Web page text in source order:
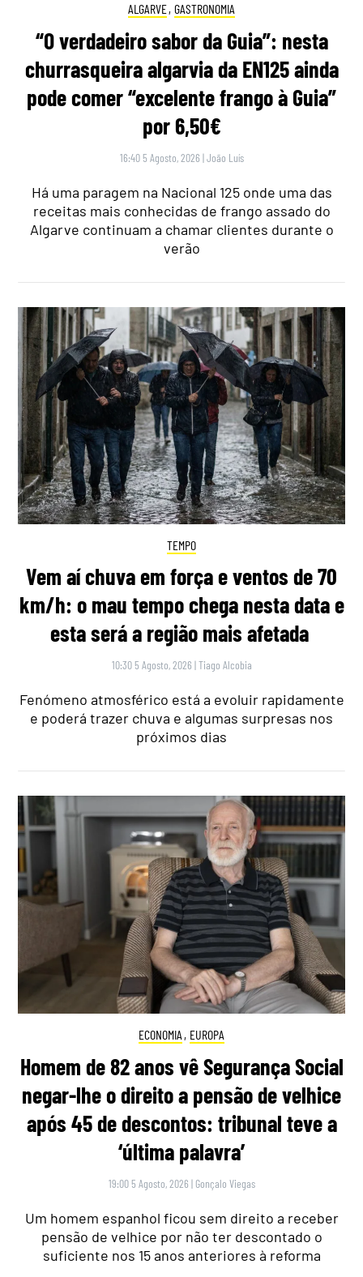
ALGARVE, GASTRONOMIA
“O verdadeiro sabor da Guia”: nesta
churrasqueira algarvia da EN125 ainda
pode comer “excelente frango à Guia”
por 6,50€
16:40 5 Agosto, 2026 |João Luís
Há uma paragem na Nacional 125 onde uma das
receitas mais conhecidas de frango assado do
Algarve continuam a chamar clientes durante o
verão
TEMPO
Vem aí chuva em força e ventos de 70
km/h: o mau tempo chega nesta data e
esta será a região mais afetada
10:30 5 Agosto, 2026 |Tiago Alcobia
Fenómeno atmosférico está a evoluir rapidamente
e poderá trazer chuva e algumas surpresas nos
próximos dias
ECONOMIA , EUROPA
Homem de 82 anos vê Segurança Social
negar-lhe o direito a pensão de velhice
após 45 de descontos: tribunal teve a
‘última palavra’
19:00 5 Agosto, 2026 | Gonçalo Viegas
Um homem espanhol ficou sem direito a receber
pensão de velhice por não ter descontado o
suficiente nos 15 anos anteriores à reforma